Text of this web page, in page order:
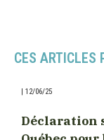
CES ARTICLES
| 12/06/25
Déclaration